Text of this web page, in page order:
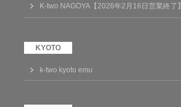
K-two NAGOYA【2026年2月16日営業終了】
k-two kyoto emu